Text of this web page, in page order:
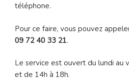
téléphone.
Pour ce faire, vous pouvez
09 72 40 33 21.
Le service est ouvert du lundi au
et de 14h à 18h.